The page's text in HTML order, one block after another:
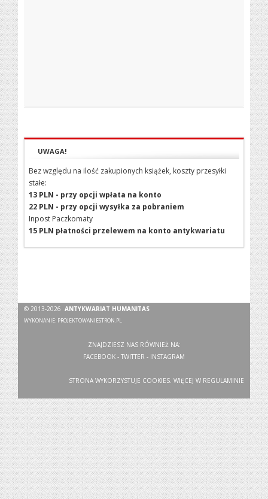
UWAGA!
Bez względu na ilość zakupionych książek, koszty przesyłki
stałe:
13 PLN - przy opcji wpłata na konto
22 PLN - przy opcji wysyłka za pobraniem
Inpost Paczkomaty
15 PLN płatności przelewem na konto antykwariatu
© 2013-2026ANTYKWARIAT HUMANITAS
WYKONANIE: PROJEKTOWANIESTRON.PL
ZNAJDZIESZ NAS RÓWNIEŻ NA:
FACEBOOK - TWITTER - INSTAGRAM
STRONA WYKORZYSTUJE COOKIES. WIĘCEJ W REGULAMINIE